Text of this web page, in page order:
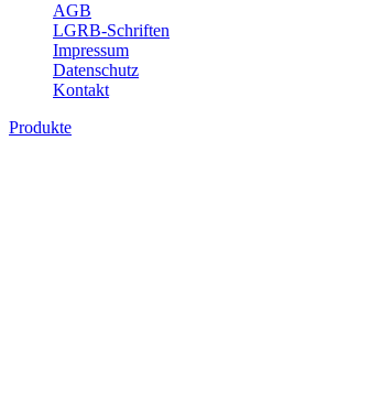
AGB
LGRB-Schriften
Impressum
Datenschutz
Kontakt
Produkte